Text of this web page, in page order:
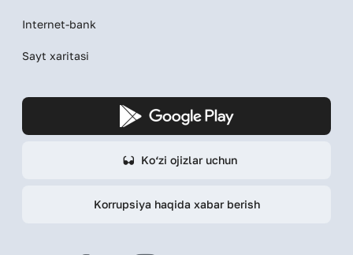
Internet-bank
Sayt xaritasi
Ko‘zi ojizlar uchun
Korrupsiya haqida xabar berish